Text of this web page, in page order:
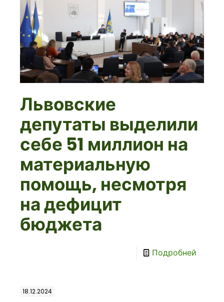
Львовские
депутаты выделили
себе 51 миллион на
материальную
помощь, несмотря
на дефицит
бюджета
Подробней
18.12.2024